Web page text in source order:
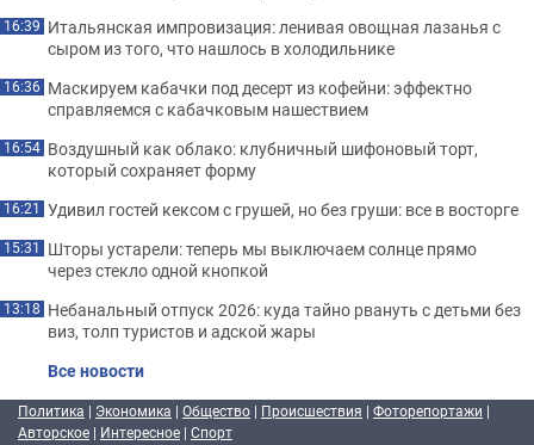
16:39 Итальянская импровизация: ленивая овощная лазанья с
сыром из того, что нашлось в холодильнике
16:36 Маскируем кабачки под десерт из кофейни: эффектно
справляемся с кабачковым нашествием
16:54 Воздушный как облако: клубничный шифоновый торт,
который сохраняет форму
16:21 Удивил гостей кексом с грушей, но без груши: все в восторге
15:31 Шторы устарели: теперь мы выключаем солнце прямо
через стекло одной кнопкой
13:18 Небанальный отпуск 2026: куда тайно рвануть с детьми без
виз, толп туристов и адской жары
Все новости
Политика | Экономика | Общество | Происшествия | Фоторепортажи |
Авторское | Интересное | Спорт